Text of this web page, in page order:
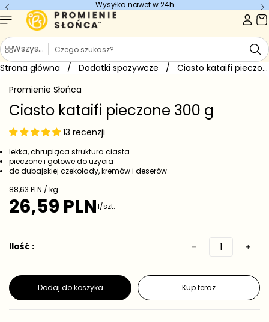
treści
Wysyłka nawet w 24h
Wszystkie kategorie
S
z
u
a
j
Strona główna / Dodatki spożywcze / Ciasto kataifi pieczone 300 g
Przejdź do
o
Promienie Słońca
Ciasto kataifi pieczone 300 g
13 recenzji
lekka, chrupiąca struktura ciasta
pieczone i gotowe do użycia
do dubajskiej czekolady, kremów i deserów
C
e
n
j
d
o
t
k
88,63 PLN / kg
C
n
a
r
e
u
a
26,59 PLN1/szt.
Ilość :
Dodaj do koszyka Kup teraz